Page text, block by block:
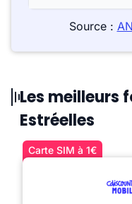
Source :
Les meilleurs
Estréelles
Carte SIM à 1€